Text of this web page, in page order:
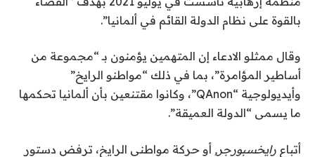
بالقوة على نظام الدولة القائم في ألمانيا”.
وقال ممثلو الادعاء إن المتهمين يؤمنون بـ “مجموعة من
أساطير المؤامرة”، بما في ذلك “مواطنو الرايخ”
وأيديولوجية “QAnon”، وكانوا مقتنعين بأن ألمانيا تحكمها
ما يسمى “الدولة العميقة”.
أتباع رايخسبورجر, أو حركة مواطني الرايخ، ترفض دستور